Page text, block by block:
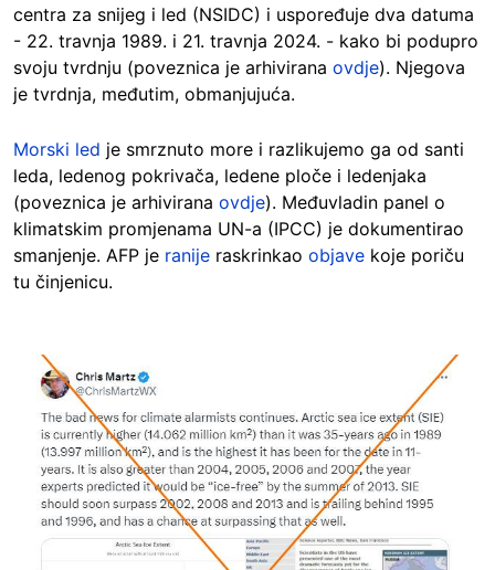
centra za snijeg i led (NSIDC) i uspoređuje dva datuma
- 22. travnja 1989. i 21. travnja 2024. - kako bi podupro
svoju tvrdnju (poveznica je arhivirana ovdje). Njegova
je tvrdnja, međutim, obmanjujuća.
Morski led je smrznuto more i razlikujemo ga od santi
leda, ledenog pokrivača, ledene ploče i ledenjaka
(poveznica je arhivirana ovdje). Međuvladin panel o
klimatskim promjenama UN-a (IPCC) je dokumentirao
smanjenje. AFP je ranije raskrinkao objave koje poriču
tu činjenicu.
Image